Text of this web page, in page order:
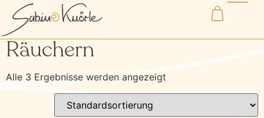
Start/ Produkte verschlagwortet mit „Räuchern“
Räuchern
Alle 3 Ergebnisse werden angezeigt